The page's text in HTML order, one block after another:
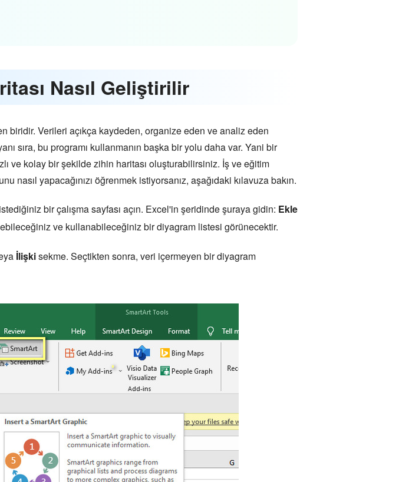
Nasıl Geliştirilir
Verileri açıkça kaydeden, organize eden ve analiz eden
sıra, bu programı kullanmanın başka bir yolu daha var. Yani bir
ve kolay bir şekilde zihin haritası oluşturabilirsiniz. İş ve eğitim
nasıl yapacağınızı öğrenmek istiyorsanız, aşağıdaki kılavuza bakın.
bir çalışma sayfası açın. Excel'in şeridinde şuraya gidin: Ekle
ve kullanabileceğiniz bir diyagram listesi görünecektir.
İlişkisekme. Seçtikten sonra, veri içermeyen bir diyagram